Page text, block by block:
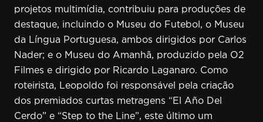
projetos multimídia, contribuiu para produções de
destaque, incluindo o Museu do Futebol, o Museu
da Língua Portuguesa, ambos dirigidos por Carlos
Nader; e o Museu do Amanhã, produzido pela O2
Filmes e dirigido por Ricardo Laganaro. Como
roteirista, Leopoldo foi responsável pela criação
dos premiados curtas metragens “El Año Del
Cerdo” e “Step to the Line”, este último um